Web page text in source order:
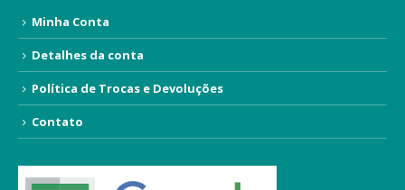
Minha Conta
Detalhes da conta
Política de Trocas e Devoluções
Contato